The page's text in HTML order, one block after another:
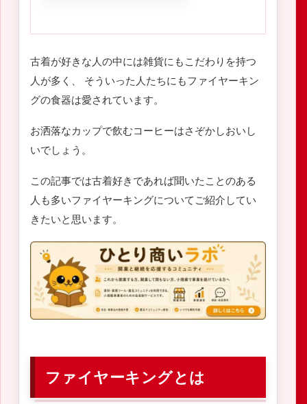
古着が好きな人の中には雑貨にもこだわりを持つ
人が多く、 そういった人たちにもファイヤーキン
グの食器は愛されています。
お洒落なカップで飲むコーヒーはさぞかしおいし
いでしょう。
この記事では古着好きであれば聞いたことのある
人も多いファイヤーキングについてご紹介してい
きたいと思います。
ファイヤーキングとは